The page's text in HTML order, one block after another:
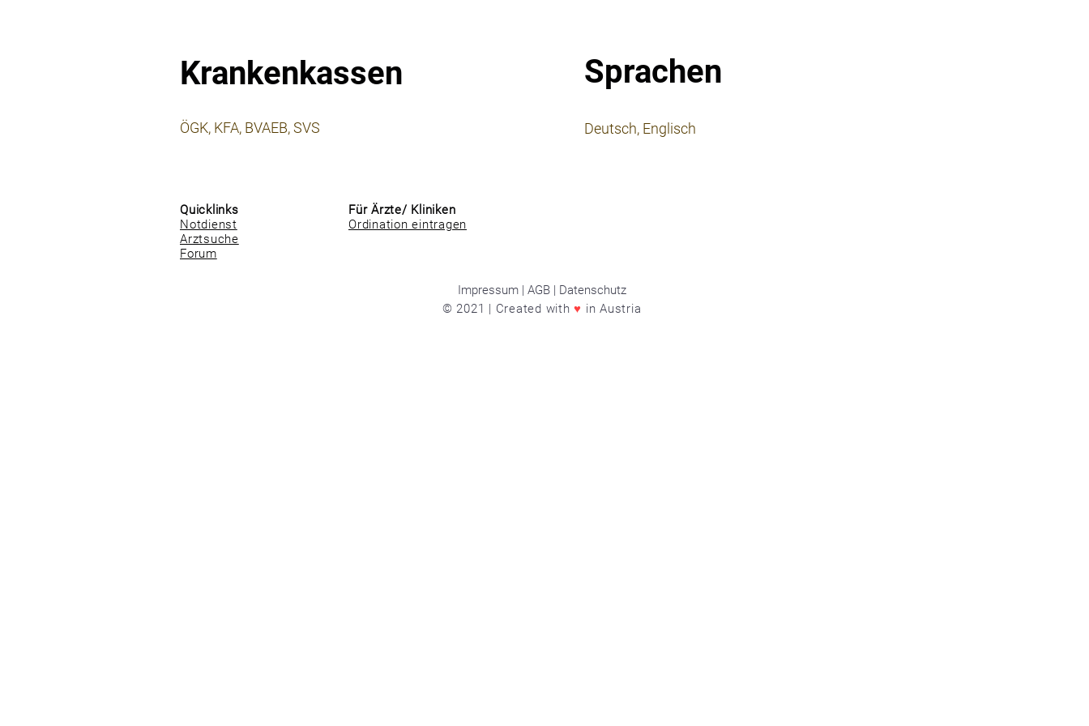
Krankenkassen
ÖGK, KFA, BVAEB, SVS
Sprachen
Deutsch, Englisch
Quicklinks
Notdienst
Arztsuche
Forum
Für Ärzte/ Kliniken
Ordination eintragen
Impressum | AGB | Datenschutz
© 2021 | Created with♥ in Austria